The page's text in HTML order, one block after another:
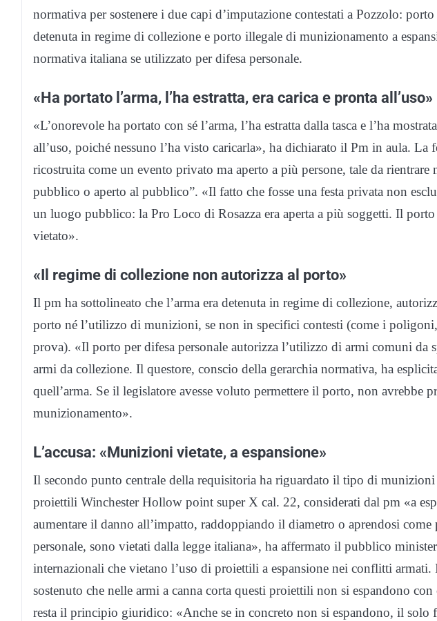
normativa per sostenere i due capi d’imputazione contestati a Pozzolo:
detenuta in regime di collezione e porto illegale di munizionamento a
normativa italiana se utilizzato per difesa personale.
«Ha portato l’arma, l’ha estratta, era carica e pronta all’uso»
«L’onorevole ha portato con sé l’arma, l’ha estratta dalla tasca e l’ha
all’uso, poiché nessuno l’ha visto caricarla», ha dichiarato il Pm in aula. La
ricostruita come un evento privato ma aperto a più persone, tale da
pubblico o aperto al pubblico”. «Il fatto che fosse una festa privata non
un luogo pubblico: la Pro Loco di Rosazza era aperta a più soggetti. Il
vietato».
«Il regime di collezione non autorizza al porto»
Il pm ha sottolineato che l’arma era detenuta in regime di collezione,
porto né l’utilizzo di munizioni, se non in specifici contesti (come i
prova). «Il porto per difesa personale autorizza l’utilizzo di armi comuni da
armi da collezione. Il questore, conscio della gerarchia normativa, ha
quell’arma. Se il legislatore avesse voluto permettere il porto, non avrebbe
munizionamento».
L’accusa: «Munizioni vietate, a espansione»
Il secondo punto centrale della requisitoria ha riguardato il tipo di munizioni
proiettili Winchester Hollow point super X cal. 22, considerati dal pm «a
aumentare il danno all’impatto, raddoppiando il diametro o aprendosi come
personale, sono vietati dalla legge italiana», ha affermato il pubblico
internazionali che vietano l’uso di proiettili a espansione nei conflitti armati.
sostenuto che nelle armi a canna corta questi proiettili non si espandono
resta il principio giuridico: «Anche se in concreto non si espandono, il solo